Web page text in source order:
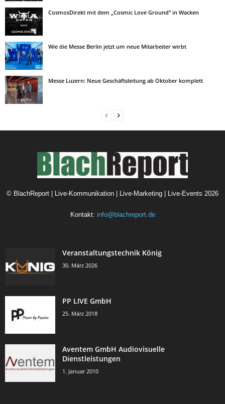
CosmosDirekt mit dem „Cosmic Love Ground“ in Wacken
Wie die Messe Berlin jetzt um neue Mitarbeiter wirbt
Messe Luzern: Neue Geschäftsleitung ab Oktober komplett
© BlachReport | Live-Kommunikation | Live-Marketing | Live-Events 2026
Kontakt: info@blachreport.de
Veranstaltungstechnik König
30. März 2026
PP LIVE GmbH
25. März 2018
Aventem GmbH Audiovisuelle
Dienstleistungen
1. Januar 2010